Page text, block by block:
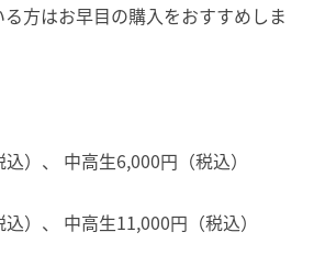
方はお早目の購入をおすすめしま
）、 中高生6,000円（税込）
）、 中高生11,000円（税込）